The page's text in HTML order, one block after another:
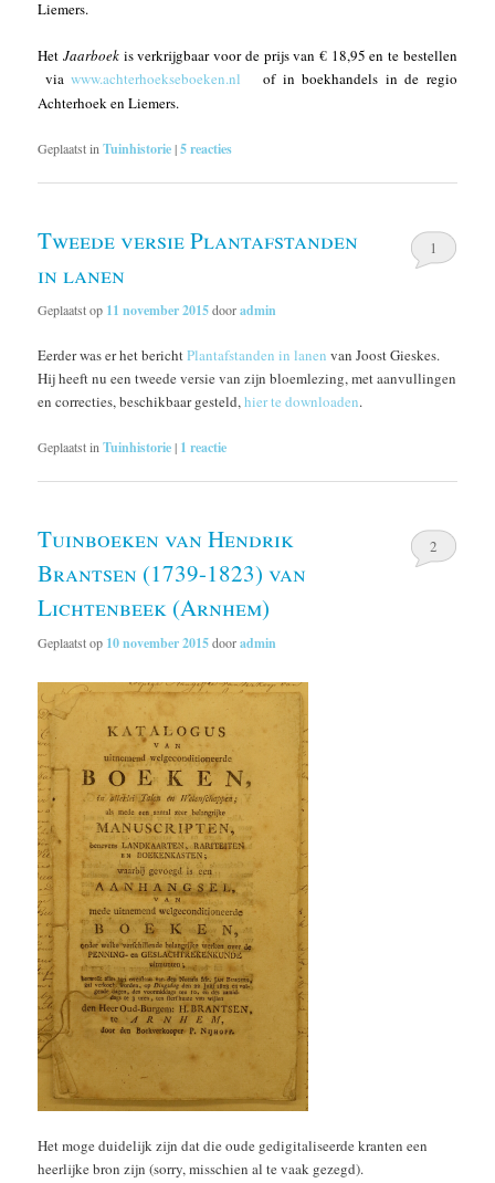
Liemers.
Het Jaarboekis verkrijgbaar voor de prijs van € 18,95 en te bestellen
viawww.achterhoekseboeken.nl
of in boekhandels in de regio
Achterhoek en Liemers.
Geplaatst in Tuinhistorie|5reacties
Tweede versie Plantafstanden
in lanen
Geplaatst op 11 november 2015dooradmin
1
Eerder was er het berichtPlantafstanden in lanen van Joost Gieskes.
Hij heeft nu een tweede versie van zijn bloemlezing, met aanvullingen
en correcties, beschikbaar gesteld,hier te downloaden.
Geplaatst in Tuinhistorie| 1 reactie
Tuinboeken van Hendrik
Brantsen (1739-1823) van
Lichtenbeek (Arnhem)
Geplaatst op 10 november 2015dooradmin
2
Het moge duidelijk zijn dat die oude gedigitaliseerde kranten een
heerlijke bron zijn (sorry, misschien al te vaak gezegd).